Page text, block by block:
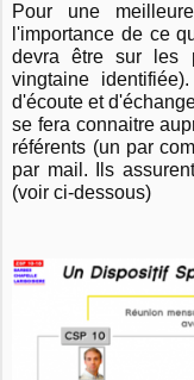
Pour une
l'importance de ce
devra être sur les
vingtaine
d'écoute et
se fera connaitre
référents (un par
par mail. Ils
(voir ci-dessous)